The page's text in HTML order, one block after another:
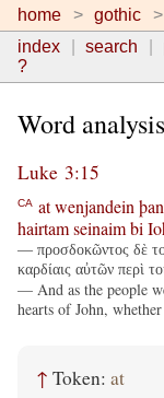
home gothic
index
search
?
Word analysis
Luke 3:15
CA atwenjandein þan
hairtamseinaimbi
— προσδοκῶντος δὲ
καρδίαις αὐτῶν περὶ
— And as the people
hearts of John,
↑ Token: at